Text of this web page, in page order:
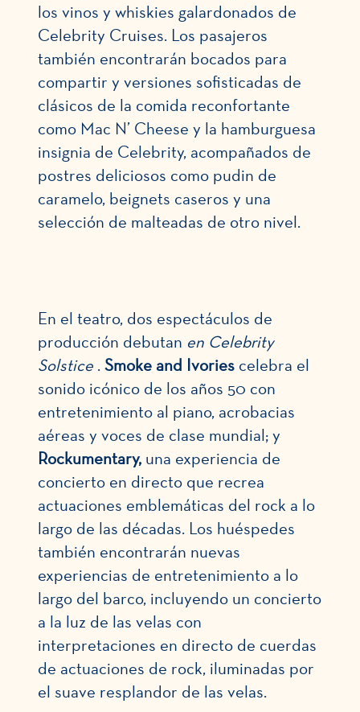
los vinos y whiskies galardonados de
Celebrity Cruises. Los pasajeros
también encontrarán bocados para
compartir y versiones sofisticadas de
clásicos de la comida reconfortante
como Mac N’ Cheese y la hamburguesa
insignia de Celebrity, acompañados de
postres deliciosos como pudin de
caramelo, beignets caseros y una
selección de malteadas de otro nivel.
En el teatro, dos espectáculos de
producción debutan en Celebrity
Solstice . Smoke and Ivories celebra el
sonido icónico de los años 50 con
entretenimiento al piano, acrobacias
aéreas y voces de clase mundial; y
Rockumentary, una experiencia de
concierto en directo que recrea
actuaciones emblemáticas del rock a lo
largo de las décadas. Los huéspedes
también encontrarán nuevas
experiencias de entretenimiento a lo
largo del barco, incluyendo un concierto
a la luz de las velas con
interpretaciones en directo de cuerdas
de actuaciones de rock, iluminadas por
el suave resplandor de las velas.